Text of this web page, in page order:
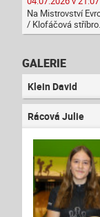
Na Mistrovství
/ Klofáčová stříbro.
GALERIE
Klein David
Rácová Julie